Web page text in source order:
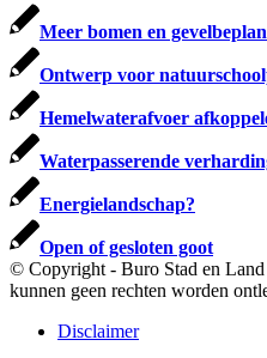
Meer bomen en
Ontwerp voor
Hemelwaterafvoer
Waterpasserende
Energielandschap?
Open of gesloten goot
© Copyright - Buro Stad en Land
kunnen geen rechten worden
Disclaimer